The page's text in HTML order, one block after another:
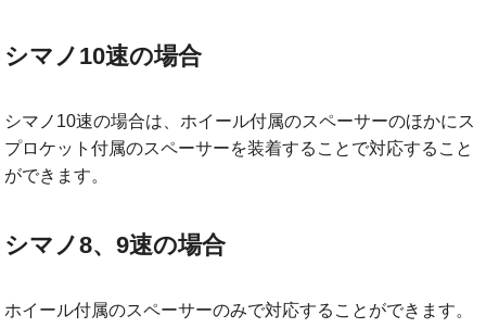
シマノ10速の場合
シマノ10速の場合は、ホイール付属のスペーサーのほかにス
プロケット付属のスペーサーを装着することで対応すること
ができます。
シマノ8、9速の場合
ホイール付属のスペーサーのみで対応することができます。